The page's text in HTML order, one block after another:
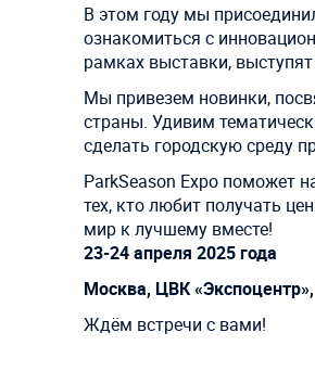
В этом году мы
ознакомиться с
рамках выставки,
Мы привезем новинки,
страны. Удивим
сделать городскую среду
ParkSeason Expo поможет
тех, кто любит получать
мир к лучшему вместе!
23-24 апреля 2025 года
Москва, ЦВК «Экспоцентр»,
Ждём встречи с вами!